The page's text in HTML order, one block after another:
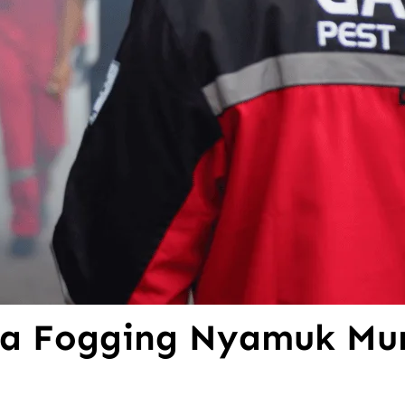
Fogging Nyamuk